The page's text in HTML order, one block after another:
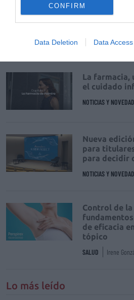
CONFIRM
Data Deletion Data Access
Récord de
24 Congreso
NOTICIAS Y
La farmacia,
el cuidado
NOTICIAS Y
Nueva
para
para decidir
NOTICIAS Y
Control de
de eficacia
tópico
SALUD Irene
Lo más leído